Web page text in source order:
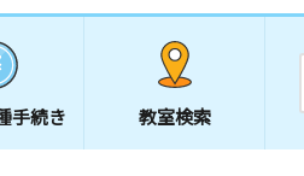
手続き 教室検索